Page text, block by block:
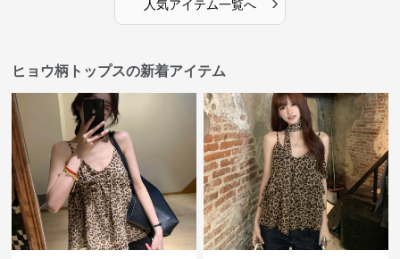
人気アイテム一覧へ
ヒョウ柄トップスの新着アイテム